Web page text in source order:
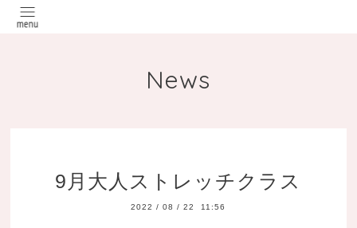
News
9月大人ストレッチクラス
2022 /08 /22 11:56